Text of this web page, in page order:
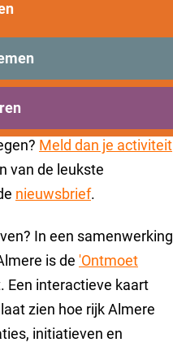
Onderwijs
Bezoeken
Haven
Meld dan je activiteit
van de leukste
nieuwsbrief.
In een samenwerking
is de 'Ontmoet
Een interactieve kaart
zien hoe rijk Almere
initiatieven en